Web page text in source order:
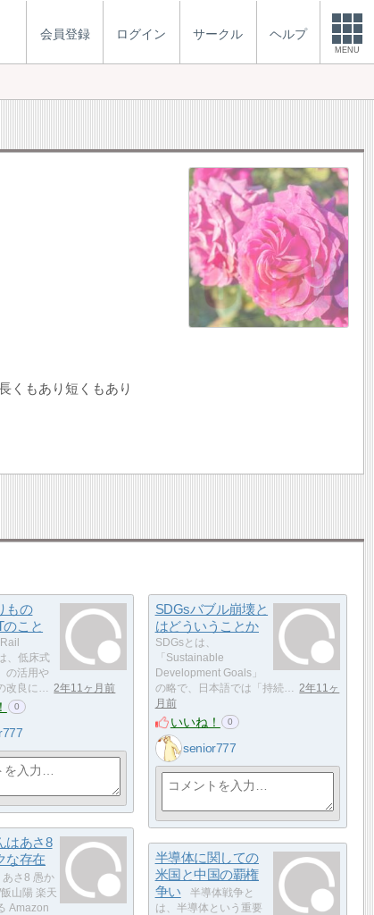
会員登録 ログイン サークル ヘルプ
MENU
くもあり短くもあり
もの
のこと
、低床式
の活用や
改良に… 2年11ヶ月前
0
SDGsバブル崩壊と
はどういうことか
SDGsとは、
「Sustainable
Development Goals」
の略で、日本語では「持続… 2年11ヶ
月前
いいね！ 0
senior777
はあさ8
な存在
あさ8 愚か
山陽 楽天
Amazon
半導体に関しての
米国と中国の覇権
争い
半導体戦争と
は、半導体という重要